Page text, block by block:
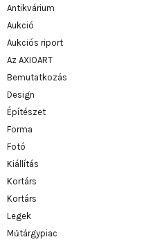
Antikvárium
Aukció
Aukciós riport
Az AXIOART
Bemutatkozás
Design
Építészet
Forma
Fotó
Kiállítás
Kortárs
Kortárs
Legek
Műtárgypiac